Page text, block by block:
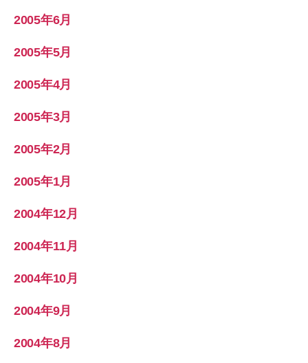
2005年6月
2005年5月
2005年4月
2005年3月
2005年2月
2005年1月
2004年12月
2004年11月
2004年10月
2004年9月
2004年8月